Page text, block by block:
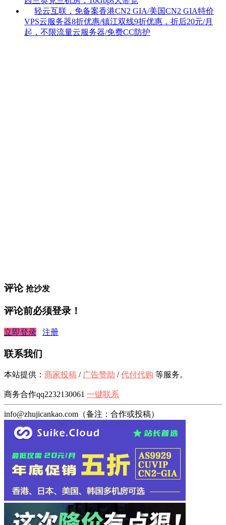
轻云互联，免备案香港CN2 GIA/美国CN2 GIA特价
VPS云服务器8折优惠/镇江双线9折优惠，折后20元/月
起，不限流量云服务器/免费CC防护
评论 抢沙发
评论前必须登录！
立即登录 注册
联系我们
本站提供： 商家投稿 / 广告赞助 /代付代购 等服务。
商务合作qq2232130061 一键联系
info@zhujicankao.com（备注：合作或投稿）